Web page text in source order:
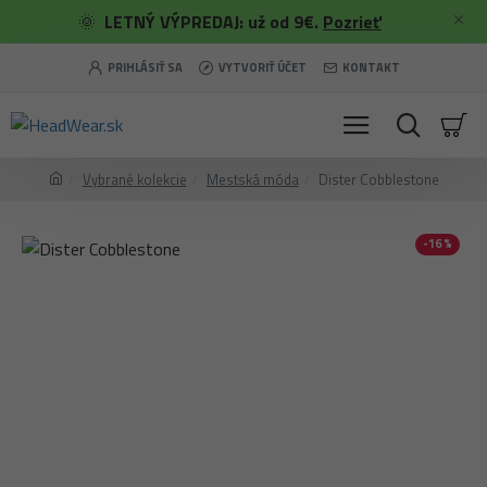
🌞 LETNÝ VÝPREDAJ: už od 9€. Pozrieť
PRIHLÁSIŤ SA VYTVORIŤ ÚČET KONTAKT
Vybrané kolekcie Mestská móda Dister Cobblestone
-16 %